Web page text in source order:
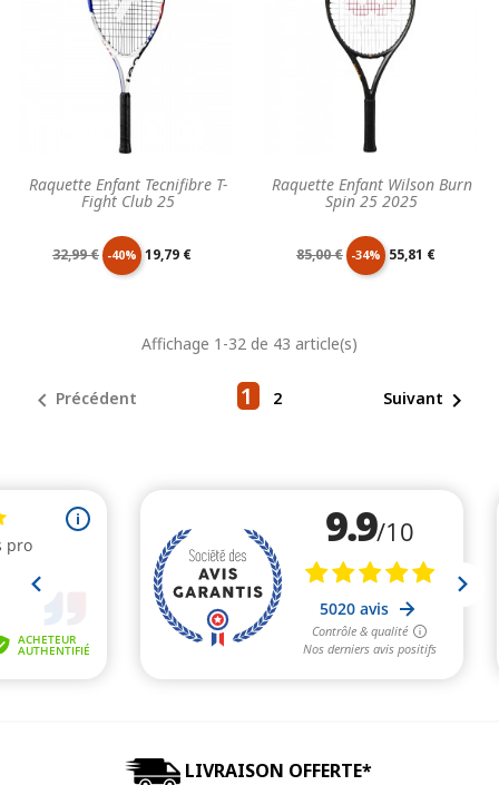
Raquette Enfant Tecnifibre T-
Fight Club 25
Prix
32,99 € -40% Prix
19,79 €
Raquette Enfant Wilson Burn
Spin 25 2025
Prix
85,00 € -34% Prix
55,81 €
Affichage 1-32 de 43 article(s)
 Précédent 1 2 Suivant 
LIVRAISON OFFERTE*